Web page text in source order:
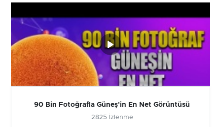
90 Bin Fotoğrafla Güneş'in En Net Görüntüsü
2825 İzlenme